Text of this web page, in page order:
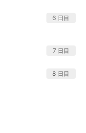
6 日目
7 日目
8 日目